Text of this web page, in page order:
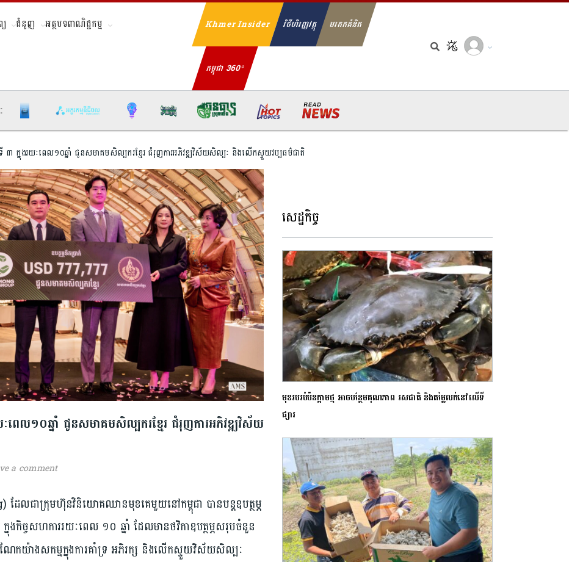
ជំនួញ អត្ថបទពាណិជ្ជកម្ម Khmer Insider វិថីហិរញ្ញវត្ថុ មរតកគំនិត
កម្ពុជា 360°
៣ ក្នុងរយៈពេល១០ឆ្នាំ ជូនសមាគមសិល្បករខ្មែរ ជំរុញការអភិវឌ្ឍវិស័យសិល្បៈ និងលើកស្ទួយវប្បធម៌ជាតិ
ពេល១០ឆ្នាំ ជូនសមាគមសិល្បករខ្មែរ ជំរុញការអភិវឌ្ឍវិស័យ
a comment
លជាក្រុមហ៊ុនវិនិយោគឈានមុខគេមួយនៅកម្ពុជា បានបន្តឧបត្ថម្ភ
កិច្ចសហការរយៈពេល ១០ ឆ្នាំ ដែលមានថវិកាឧបត្ថម្ភសរុបចំនួន
កយ៉ាងសកម្មក្នុងការគាំទ្រ អភិរក្ស និងលើកស្ទួយវិស័យសិល្បៈ
សេដ្ឋកិច្ច
មុខរបរបំប៉នក្ដាមថ្ម អាចបន្ថែមគុណភាព រសជាតិ និងតម្លៃលក់នៅលើទី
ផ្សារ